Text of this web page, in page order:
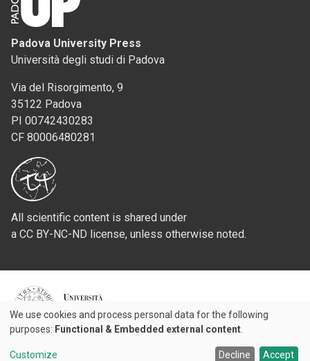
Padova University Press
Università degli studi di Padova
Via del Risorgimento, 9
35122 Padova
PI 00742430283
CF 80006480281
All scientific content is shared under
a CC BY-NC-ND license, unless otherwise noted.
Use
of
We use cookies and process personal data for the following
purposes: Functional & Embedded external content
Customize Decline Accept